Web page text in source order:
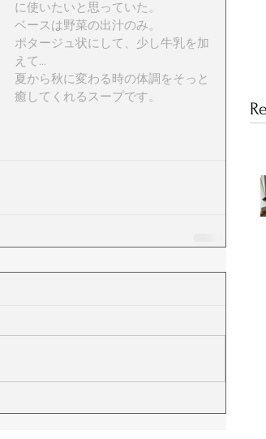
に使いたいと思っていた。
ベースは野菜の出汁のみ。
ポタージュ状にして、少し牛乳を加
えて...
夏から秋に変わる時の体調をそっと
癒してくれるスープです。